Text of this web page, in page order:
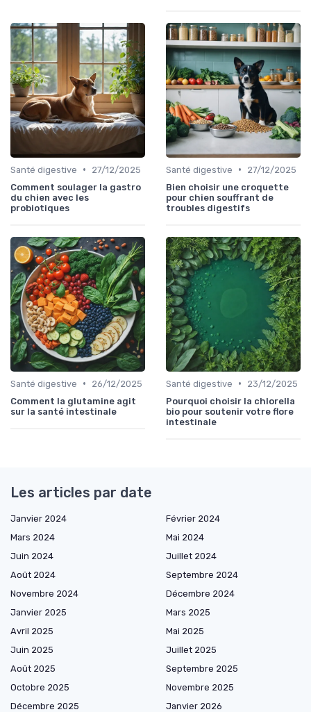
Santé digestive •
27/12/2025
Comment soulager la gastro
du chien avec les
probiotiques
Santé digestive •
27/12/2025
Bien choisir une croquette
pour chien souffrant de
troubles digestifs
Santé digestive •
26/12/2025
Comment la glutamine agit
sur la santé intestinale
Santé digestive •
23/12/2025
Pourquoi choisir la chlorella
bio pour soutenir votre flore
intestinale
Les articles par date
Janvier 2024
Février 2024
Mars 2024
Mai 2024
Juin 2024
Juillet 2024
Août 2024
Septembre 2024
Novembre 2024
Décembre 2024
Janvier 2025
Mars 2025
Avril 2025
Mai 2025
Juin 2025
Juillet 2025
Août 2025
Septembre 2025
Octobre 2025
Novembre 2025
Décembre 2025
Janvier 2026